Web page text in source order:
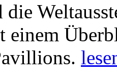
die
einem